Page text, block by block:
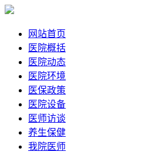
网站首页
医院概括
医院动态
医院环境
医保政策
医院设备
医师访谈
养生保健
我院医师